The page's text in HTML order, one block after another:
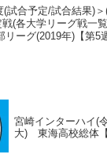
(試合予定/試合結果)
(各大学リーグ戦一
リーグ(2019年)【
宮崎インターハイ(
大) 東海高校総体【